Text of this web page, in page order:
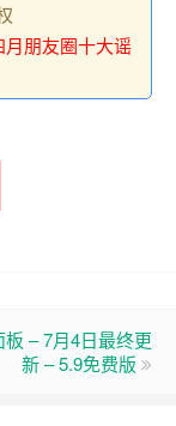
朋友圈十大谣
板 – 7月4日最终更
新 – 5.9免费版